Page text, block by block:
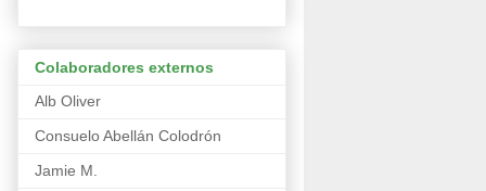
Colaboradores externos
Alb Oliver
Consuelo Abellán Colodrón
Jamie M.